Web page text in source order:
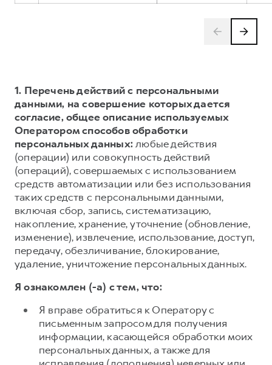
1. Перечень действий с персональными
данными, на совершение которых дается
согласие, общее описание используемых
Оператором способов обработки
персональных данных:любые действия
(операции) или совокупность действий
(операций), совершаемых с использованием
средств автоматизации или без использования
таких средств с персональными данными,
включая сбор, запись, систематизацию,
накопление, хранение, уточнение (обновление,
изменение), извлечение, использование, доступ,
передачу, обезличивание, блокирование,
удаление, уничтожение персональных данных.
Я ознакомлен (-а) с тем, что:
Я вправе обратиться к Оператору с
письменным запросом для получения
информации, касающейся обработки моих
персональных данных, а также для